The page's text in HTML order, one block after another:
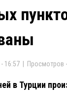
16:57 | Просмотров
в Турции